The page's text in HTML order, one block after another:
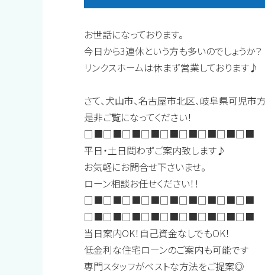
お世話になっております。
今日から3連休という方も多いのでしょうか？
リンクスホームは休まず営業しております♪
さて、犬山市、名古屋市北区、岐阜県可児
是非ご覧になってください！
□■□■□■□■□■□■□■□■□■
平日・土日問わずご案内致します♪
お気軽にお問合せ下さいませ。
ローン相談お任せください！！
□■□■□■□■□■□■□■□■□■
□■□■□■□■□■□■□■□■□■
当日案内OK！自己資金なしでもOK！
低金利な住宅ローンのご案内も可能です
専門スタッフがベストな方法をご提案◎